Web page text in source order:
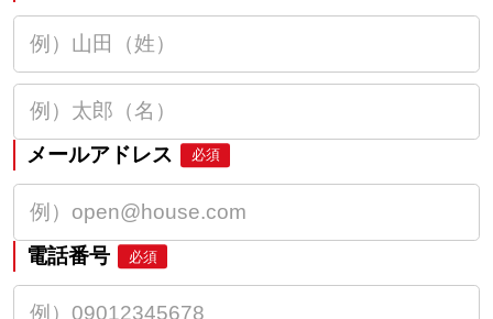
メールアドレス 必須
電話番号 必須